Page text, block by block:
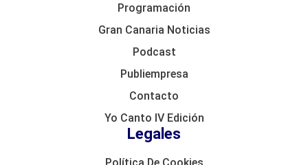
Programación
Gran Canaria Noticias
Podcast
Publiempresa
Contacto
Yo Canto IV Edición
Legales